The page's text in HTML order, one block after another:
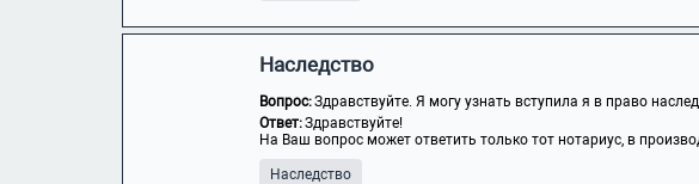
Наследство
Вопрос:Здравствуйте. Я могу узнать вступила я в право
Ответ:Здравствуйте!
На Ваш вопрос может ответить только тот нотариус, в
Наследство